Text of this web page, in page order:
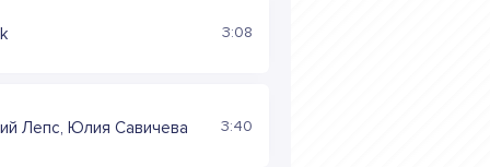
3:08
Лепс, Юлия Савичева 3:40